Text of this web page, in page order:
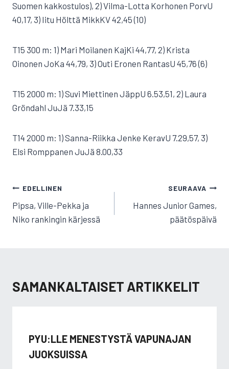
Suomen kakkostulos), 2) Vilma-Lotta Korhonen PorvU
40,17, 3) Iitu Hölttä MikkKV 42,45 (10)
T15 300 m: 1) Mari Moilanen KajKi 44,77, 2) Krista
Oinonen JoKa 44,79, 3) Outi Eronen RantasU 45,76 (6)
T15 2000 m: 1) Suvi Miettinen JäppU 6.53,51, 2) Laura
Gröndahl JuJä 7.33,15
T14 2000 m: 1) Sanna-Riikka Jenke KeravU 7.29,57, 3)
Elsi Romppanen JuJä 8.00,33
ARTIKKELIEN
SELAUS
EDELLINEN
Pipsa, Ville-Pekka ja
Niko rankingin kärjessä
SEURAAVA
Hannes Junior Games,
päätöspäivä
SAMANKALTAISET ARTIKKELIT
PYU:LLE MENESTYSTÄ VAPUNAJAN
JUOKSUISSA